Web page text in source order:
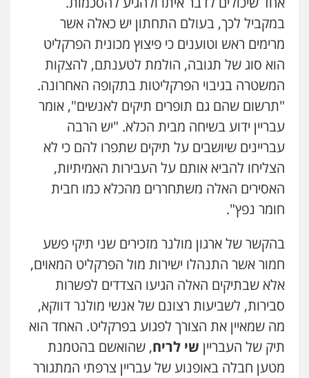
במקביל לכך, בעולם התחתון יש כאלה אשר
מרימים ראש וטוענים כי פיצוץ מכונית הפרקליט
הוא סוג של תגובה, הולמת לטענתם, להצקות
המשטרה בגיבוי הפרקליטות בתקופה האחרונה.
"תרשום שהם גם תופרים תיקים לאנשים", אומר
עבריין ידוע בשיחה מבית הכלא. "יש הרבה
עבריינים שיושבים על תיקים שתפרו להם כי לא
הצליחו להביא אותם על העבירות האמיתיות,
האסירים האלה משתחררים מהכלא כמו חבית
חומר נפץ".
בהקשר של ארגון מולנר מזכירים שני תיקי פשע
חמור אשר התנהלו ישירות מול הפרקליט המאוים,
אלא שבתיקים האלה הגיעו הצדדים לפשרות
סבירות, לשביעות רצונם של אנשי מולנר דווקא,
מה שמאיין את הצורך לפגוע בפרקליט. האחד הוא
תיק של העבריין שי לריח, שהואשם בהטמנת
מטען חבלה באופנוע של עבריין צרפתי המתגורר